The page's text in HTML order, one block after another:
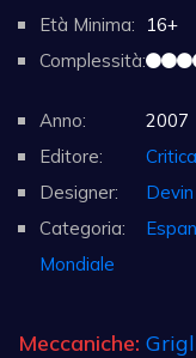
Età Minima:
16+
Complessità:
Anno:
2007
Editore:
Designer:
Categoria:
Mondiale
Meccaniche: